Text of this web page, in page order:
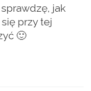
jak
przy tej
🙂